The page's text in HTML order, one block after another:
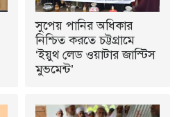
সুপেয় পানির অধিকার
নিশ্চিত করতে চট্টগ্রামে
‘ইয়ুথ লেড ওয়াটার জাস্টিস
মুভমেন্ট’